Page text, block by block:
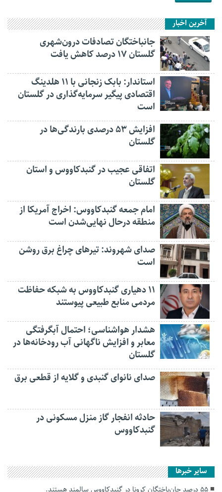
آخرین اخبار
جانباختگان تصادفات درون‌شهری
گلستان ۱۷ درصد کاهش یافت
استاندار: بابک زنجانی با ۱۱ هلدینگ
اقتصادی پیگیر سرمایه‌گذاری در گلستان
است
افزایش ۵۳ درصدی بارندگی‌ها در
گلستان
اتفاقی عجیب در‌ گنبدکاووس و استان
گلستان
امام جمعه گنبدکاووس: اخراج آمریکا از
منطقه درحال نهایی‌شدن است
صدای شهروند: تیرهای چراغ برق روشن
است
۱۱ دهیاری گنبدکاووس به شبکه حفاظت
مردمی منابع طبیعی پیوستند
هشدار هواشناسی؛ احتمال آبگرفتگی
معابر و افزایش ناگهانی آب رودخانه‌ها در
گلستان
صدای نانوای گنبدی و گلایه از قطعی برق
حادثه انفجار گاز منزل مسکونی در
گنبدکاووس
سایر خبرها
۵۵ درصد جان‌باختگان کرونا در گنبدکاووس سالمند هستند.